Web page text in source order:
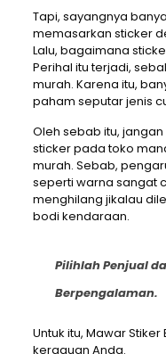
Tapi, sayangnya
memasarkan sticker
Lalu, bagaimana
Perihal itu terjadi,
murah. Karena itu,
paham seputar jenis
Oleh sebab itu,
sticker pada toko
murah. Sebab,
seperti warna sangat
menghilang jikalau
bodi kendaraan.
Pilihlah Penjual
Berpengalaman.
Untuk itu, Mawar
keraguan Anda.